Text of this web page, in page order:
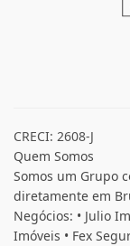
CRECI: 2608-J